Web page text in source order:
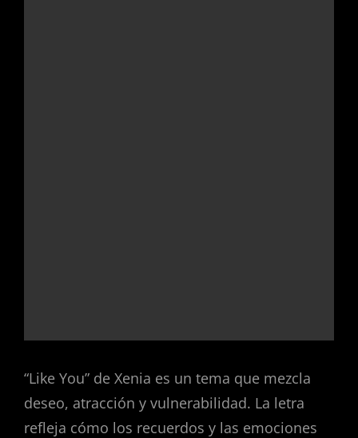
“Like You” de Xenia es un tema que mezcla
deseo, atracción y vulnerabilidad. La letra
refleja cómo los recuerdos y las emociones